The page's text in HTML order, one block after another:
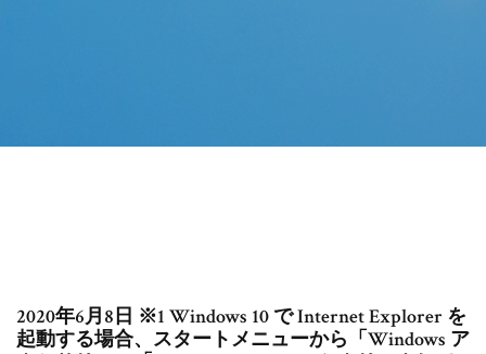
2020年6月8日 ※1 Windows 10 で Internet Explorer を
起動する場合、スタートメニューから「Windows ア